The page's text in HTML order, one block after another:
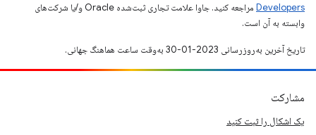
Developers‏
مراجعه کنید. جاوا علامت تجاری ثبت‌شده Oracle و/یا شرکت‌های
وابسته به آن است.
تاریخ آخرین به‌روزرسانی 2023-01-30 به‌وقت ساعت هماهنگ جهانی.
مشارکت
یک اشکال را ثبت کنید